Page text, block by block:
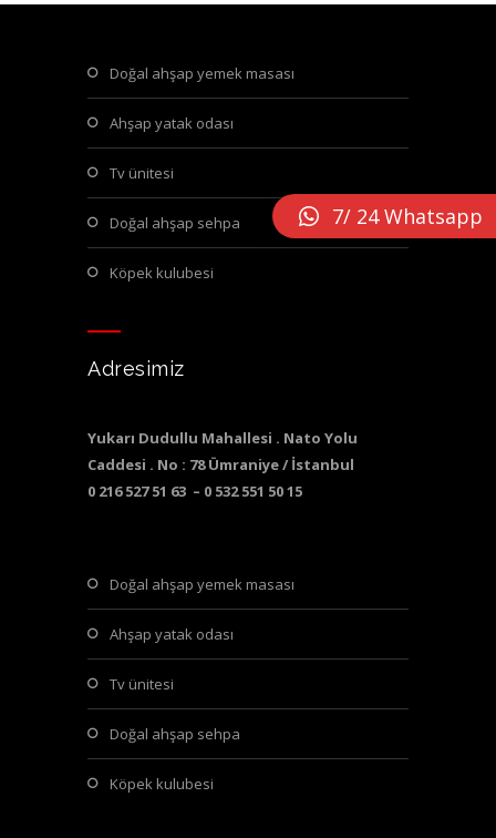
doğal ahşap yemek masası
ahşap yatak odası
tv ünitesi
doğal ahşap sehpa
köpek kulubesi
Adresimiz
Yukarı Dudullu Mahallesi . Nato Yolu
Caddesi . No : 78 Ümraniye / İstanbul
0 216 527 51 63 – 0 532 551 50 15
doğal ahşap yemek masası
ahşap yatak odası
tv ünitesi
doğal ahşap sehpa
köpek kulubesi
7/ 24 Whatsapp